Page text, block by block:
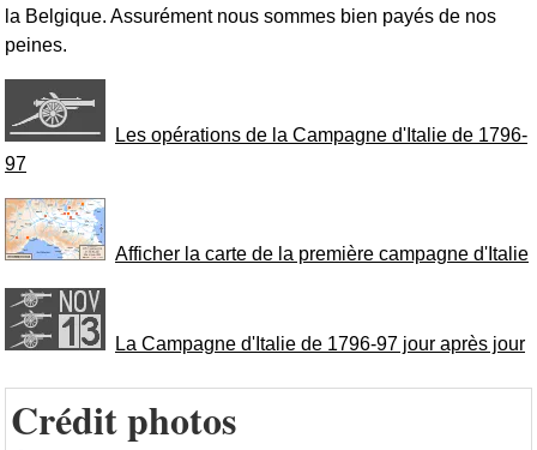
la Belgique. Assurément nous sommes bien payés de nos
peines.
Les opérations de la Campagne d'Italie de 1796-
97
Afficher la carte de la première campagne d'Italie
La Campagne d'Italie de 1796-97 jour après jour
Crédit photos